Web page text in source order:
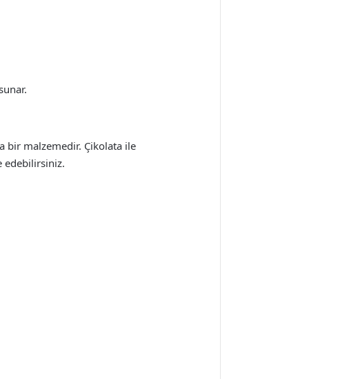
bir malzemedir. Çikolata ile
edebilirsiniz.